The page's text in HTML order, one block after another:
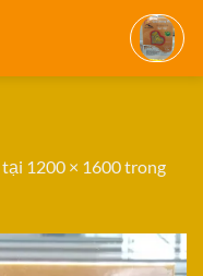
tại 1200 × 1600trong